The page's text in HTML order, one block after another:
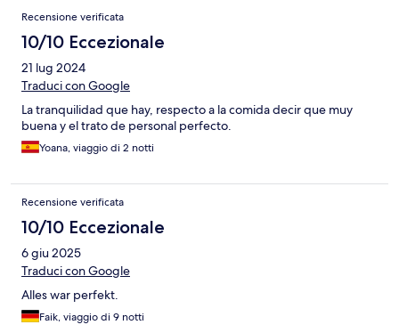
Recensione verificata
10/10 Eccezionale
21 lug 2024
Traduci con Google
La tranquilidad que hay, respecto a la comida decir que muy
buena y el trato de personal perfecto.
Yoana, viaggio di 2 notti
Recensione verificata
10/10 Eccezionale
6 giu 2025
Traduci con Google
Alles war perfekt.
Faik, viaggio di 9 notti